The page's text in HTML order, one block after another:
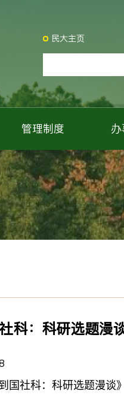
民大主页
管理制度
科：科研选题漫
国社科：科研选题漫谈